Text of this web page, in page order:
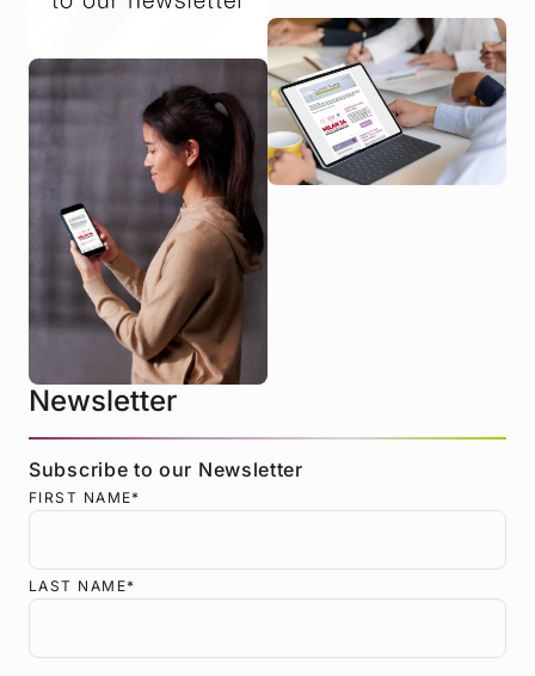
Newsletter
Subscribe to our Newsletter
FIRST NAME*
LAST NAME*